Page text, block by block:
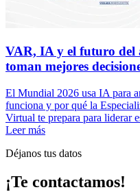
VAR, IA y el futuro del
toman mejores
El Mundial 2026 usa IA para
funciona y por qué la
Virtual te prepara para liderar
Leer más
Déjanos tus datos
¡Te contactamos!